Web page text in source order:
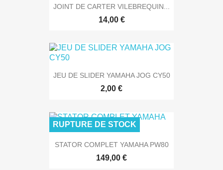
JOINT DE CARTER VILEBREQUIN...
14,00 €
JEU DE SLIDER YAMAHA JOG CY50
2,00 €
STATOR COMPLET YAMAHA PW80
149,00 €
RUPTURE DE STOCK